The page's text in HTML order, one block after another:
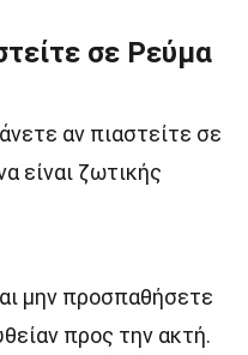
σε Ρεύμα
αν πιαστείτε σε
είναι ζωτικής
μην προσπαθήσετε
προς την ακτή.